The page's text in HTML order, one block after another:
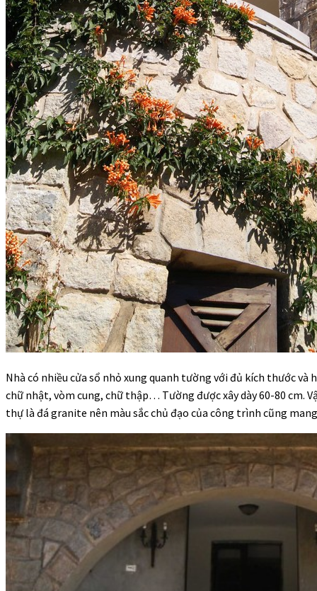
Nhà có nhiều cửa sổ nhỏ xung quanh tường với đủ kích thước và
chữ nhật, vòm cung, chữ thập… Tường được xây dày 60-80 cm.
thự là đá granite nên màu sắc chủ đạo của công trình cũng mang